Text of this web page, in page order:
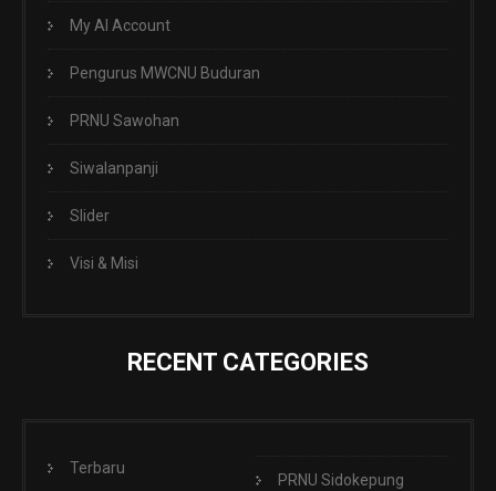
My AI Account
Pengurus MWCNU Buduran
PRNU Sawohan
Siwalanpanji
Slider
Visi & Misi
RECENT CATEGORIES
Terbaru
PRNU Sidokepung